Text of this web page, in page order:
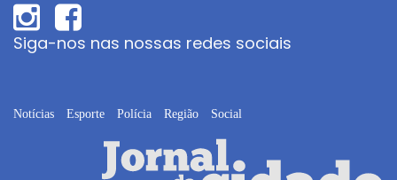
Siga-nos nas nossas redes sociais
Notícias Esporte Polícia Região Social